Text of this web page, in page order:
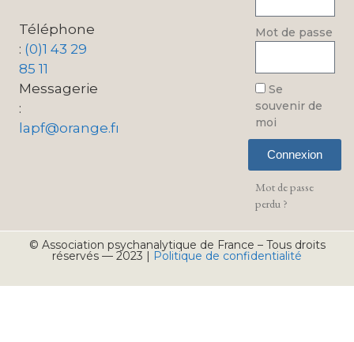
Téléphone
: (0)1 43 29
85 11
Messagerie
:
lapf@orange.fr
Mot de passe
Se
souvenir de
moi
Connexion
Mot de passe
perdu ?
© Association psychanalytique de France – Tous droits
réservés — 2023 | Politique de confidentialité